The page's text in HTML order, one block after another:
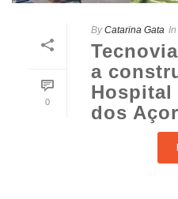
0
By Catarina Gata In
a
Hospital
dos